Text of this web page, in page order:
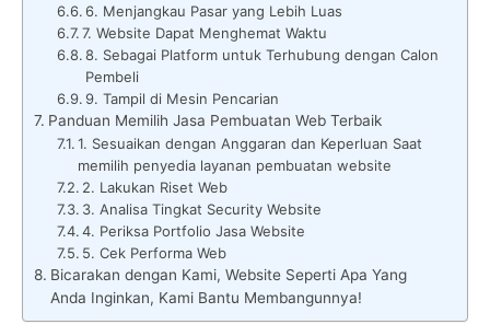
6. Menjangkau Pasar yang Lebih Luas
7. Website Dapat Menghemat Waktu
8. Sebagai Platform untuk Terhubung dengan Calon
Pembeli
9. Tampil di Mesin Pencarian
Panduan Memilih Jasa Pembuatan Web Terbaik
1. Sesuaikan dengan Anggaran dan Keperluan Saat
memilih penyedia layanan pembuatan website
2. Lakukan Riset Web
3. Analisa Tingkat Security Website
4. Periksa Portfolio Jasa Website
5. Cek Performa Web
Bicarakan dengan Kami, Website Seperti Apa Yang
Anda Inginkan, Kami Bantu Membangunnya!